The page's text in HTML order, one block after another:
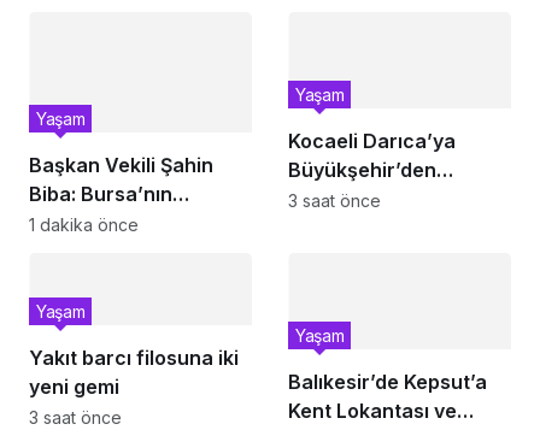
Başkan Vekili Şahin
Biba: Bursa’nın
geleceğini bütüncül
Yaşam
1 dakika önce
Kocaeli Darıca’ya
Büyükşehir’den
modern ulaşım yatırımı
Yaşam
3 saat önce
Yakıt barcı filosuna iki
yeni gemi
Yaşam
3 saat önce
Balıkesir’de Kepsut’a
Kent Lokantası ve
Yaşam